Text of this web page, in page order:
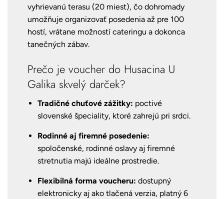
vyhrievanú terasu (20 miest), čo dohromady
umožňuje organizovať posedenia až pre 100
hostí, vrátane možností cateringu a dokonca
tanečných zábav.
Prečo je voucher do Husacina U
Galika skvelý darček?
Tradičné chuťové zážitky: poctivé
slovenské špeciality, ktoré zahrejú pri srdci.
Rodinné aj firemné posedenie:
spoločenské, rodinné oslavy aj firemné
stretnutia majú ideálne prostredie.
Flexibilná forma voucheru: dostupný
elektronicky aj ako tlačená verzia, platný 6